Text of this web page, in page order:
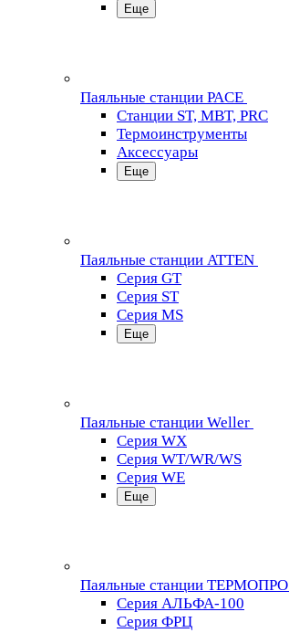
Еще
Паяльные станции PACE
Станции ST, MBT, PRC
Термоинструменты
Аксессуары
Еще
Паяльные станции ATTEN
Серия GT
Серия ST
Серия MS
Еще
Паяльные станции Weller
Серия WX
Серия WT/WR/WS
Серия WE
Еще
Паяльные станции ТЕРМОПРО
Серия АЛЬФА-100
Серия ФРЦ